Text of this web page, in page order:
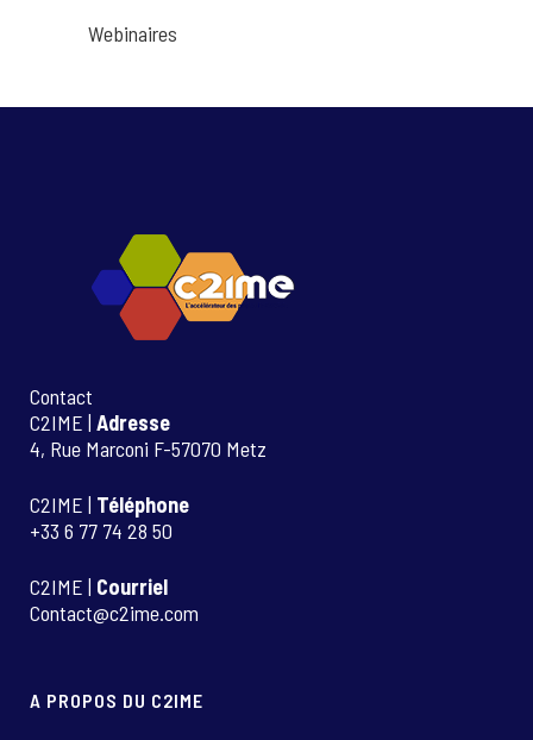
Webinaires
Contact
C2IME | Adresse
4, Rue Marconi F-57070 Metz
C2IME | Téléphone
+33 6 77 74 28 50
C2IME | Courriel
Contact@c2ime.com
A PROPOS DU C2IME